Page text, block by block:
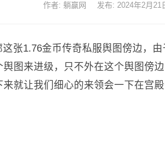
作者: 躺赢网 发布: 2024年2月21
这张1.76金币传奇私服舆图傍边，
舆图来进级，只不外在这个舆图傍
来就让我们细心的来领会一下在宫